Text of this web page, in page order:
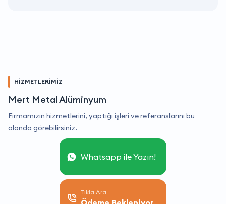
HİZMETLERİMİZ
Mert Metal Alüminyum
Firmamızın hizmetlerini, yaptığı işleri ve referanslarını bu
alanda görebilirsiniz.
Whatsapp ile Yazın!
Tıkla Ara